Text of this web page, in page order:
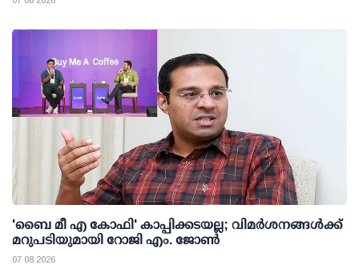
'ബൈ മീ എ കോഫി' കാപ്പിക്കടയല്ല; വിമര്‍ശനങ്ങള്‍ക്ക്
മറുപടിയുമായി റോജി എം. ജോണ്‍
07 08 2026